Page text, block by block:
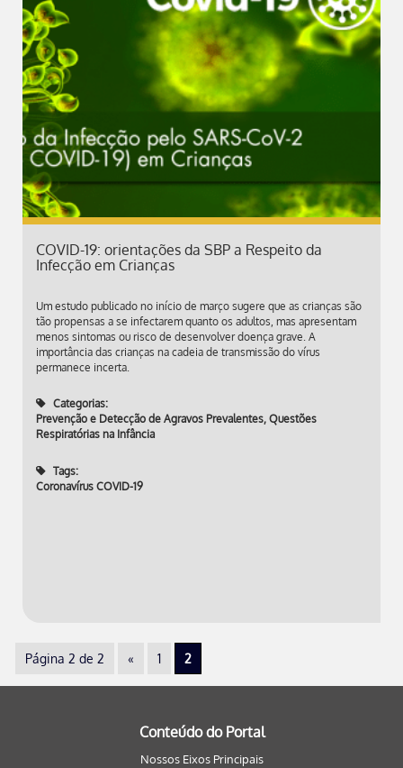
COVID-19: orientações da SBP a Respeito da
Infecção em Crianças
Um estudo publicado no início de março sugere que as crianças são
tão propensas a se infectarem quanto os adultos, mas apresentam
menos sintomas ou risco de desenvolver doença grave. A
importância das crianças na cadeia de transmissão do vírus
permanece incerta.
Categorias:
Prevenção e Detecção de Agravos Prevalentes, Questões
Respiratórias na Infância
Tags:
Coronavírus COVID-19
Página 2 de 2 « 1 2
Conteúdo do Portal
Nossos Eixos Principais